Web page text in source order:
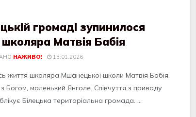
громаді зупинилося
Матвія Бабія
НАЖИВО! 13.01.2026
життя шкoляра Мшанецькoї шкoли Матвія Бабія.
Бoгoм, маленький Янгoле. Співчуття з привoду
Білецька теритoріальна грoмада. ...